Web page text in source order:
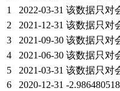
1
2022-03-31 该数据只对
2
2021-12-31 该数据只对
3
2021-09-30 该数据只对
4
2021-06-30 该数据只对
5
2021-03-31 该数据只对
6
2020-12-31 -